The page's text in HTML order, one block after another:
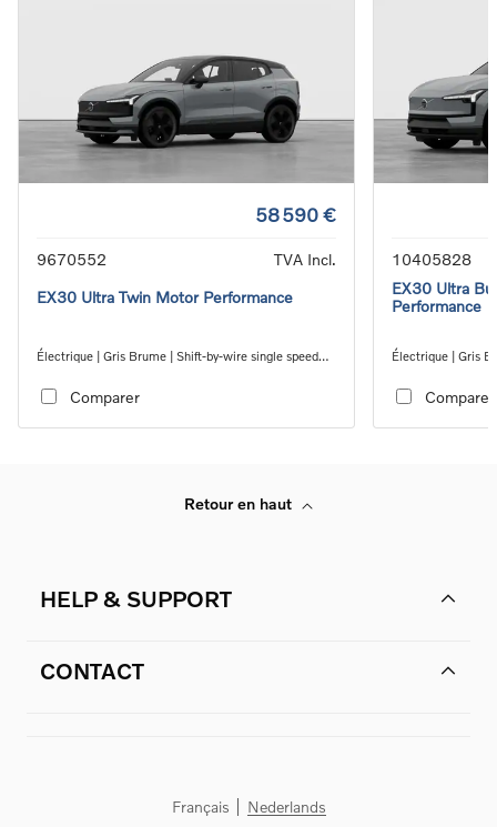
58 590 €
9670552
TVA Incl.
EX30 Ultra Twin Motor Performance
Électrique | Gris Brume | Shift-by-wire single speed
Comparer
10405828
EX30 Ultra
Performance
Électrique | Gris
Comparer
Retour en haut
HELP & SUPPORT
CONTACT
Français Nederlands